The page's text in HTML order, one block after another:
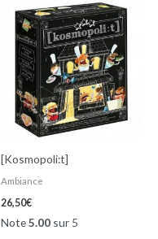
[Kosmopoli:t]
Ambiance
26,50€
Note5.00sur 5